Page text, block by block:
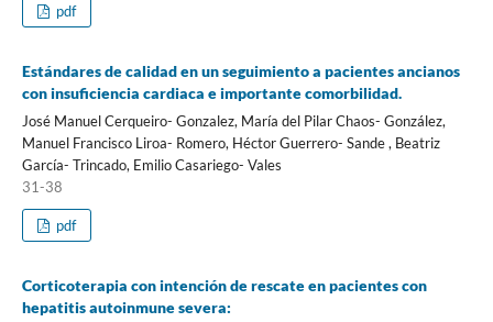
pdf
Estándares de calidad en un seguimiento a pacientes ancianos
con insuficiencia cardiaca e importante comorbilidad.
José Manuel Cerqueiro- Gonzalez, María del Pilar Chaos- González,
Manuel Francisco Liroa- Romero, Héctor Guerrero- Sande , Beatriz
García- Trincado, Emilio Casariego- Vales
31-38
pdf
Corticoterapia con intención de rescate en pacientes con
hepatitis autoinmune severa: